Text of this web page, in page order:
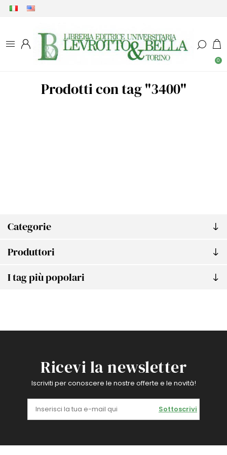
0
Categorie
Produttori
I tag più popolari
Prodotti con tag "3400"
Ricevi la newsletter
Iscriviti per conoscere le nostre offerte e le novità!
Sottoscrivi